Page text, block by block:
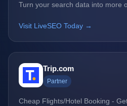
Turn your search data into more
Visit LiveSEO Today →
Trip.com
Partner
Cheap Flights/Hotel Booking -